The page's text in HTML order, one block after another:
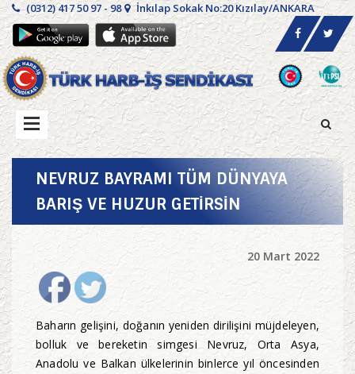
(0312) 417 50 97 - 98 İnkılap Sokak No:20 Kızılay/ANKARA
NEVRUZ BAYRAMI TÜM DÜNYAYA
BARIŞ VE HUZUR GETİRSİN
20 Mart 2022
Baharın gelişini, doğanın yeniden dirilişini müjdeleyen,
bolluk ve bereketin simgesi Nevruz, Orta Asya,
Anadolu ve Balkan ülkelerinin binlerce yıl öncesinden